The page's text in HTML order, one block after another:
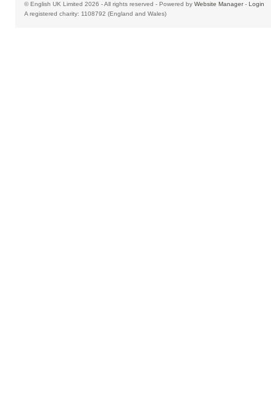
© English UK Limited 2026 - All rights reserved - Powered by Website Manager- Login
A registered charity: 1108792 (England and Wales)